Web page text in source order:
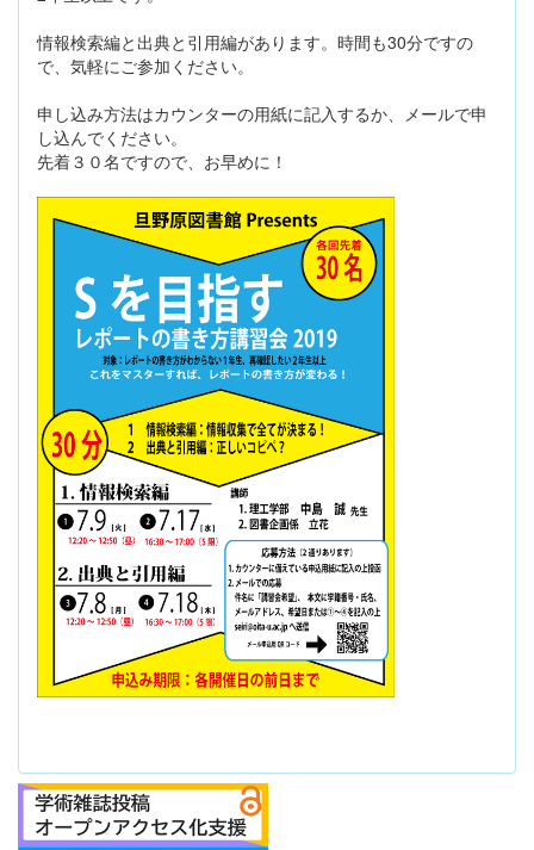
情報検索編と出典と引用編があります。時間も30分ですの
で、気軽にご参加ください。
申し込み方法はカウンターの用紙に記入するか、メールで申
し込んでください。
先着３０名ですので、お早めに！